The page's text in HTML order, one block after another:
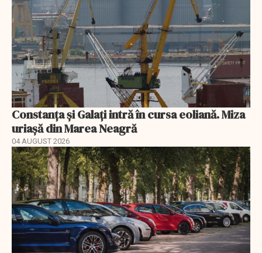
Constanța și Galați intră în cursa eoliană. Miza
uriașă din Marea Neagră
04 AUGUST 2026